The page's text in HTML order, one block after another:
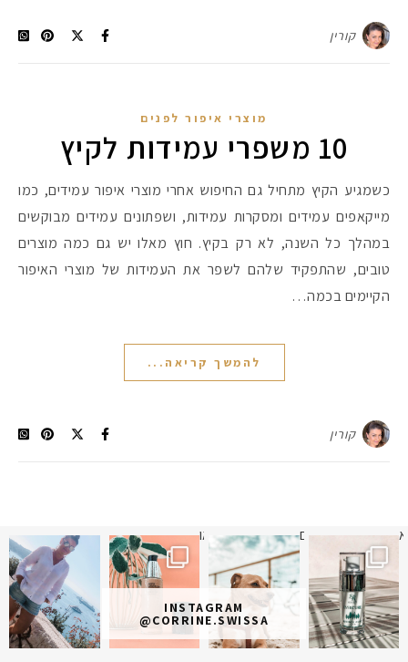
מקדמי הגנה
אומרים שאם
קורין
מוצרי איפור לפנים
10 משפרי עמידות לקיץ
כשמגיע הקיץ מתחיל גם החיפוש אחרי מוצרי איפור עמידים, כמו
מייקאפים עמידים ומסקרות עמידות, ושפתונים עמידים מבוקשים
במהלך כל השנה, לא רק בקיץ. חוץ מאלו יש גם כמה מוצרים
טובים, שהתפקיד שלהם לשפר את העמידות של מוצרי האיפור
הקיימים בכמה…
להמשך קריאה...
קורין
INSTAGRAM
@CORRINE.SWISSA
תמונה כבר חודשיים
איזו אהבתם יותר? הראשונה או